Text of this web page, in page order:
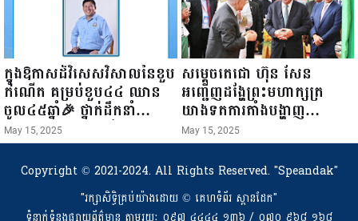
ក្នុងឱកាសដ៏វិសេសវិសាលនៃខួប
កំណើត គម្រប់ខួប៤៤ ឈាន
ចូល៤៥ឆ្នាំ🎉 ថ្នាក់ដឹកនាំ
សមាជិក សមាជិកា នៃក្រុម
គ្រួសារកម្មវិធីអាជីវកម្មចល័ត និង
កម្មករសំណង់ សូមគោរពជូនពរ
ជូនចំពោះ ឯកឧត្តម សាយ
សំអាល់ ប្រធានសហភាព
May 15, 2025
សម្តេចតេជោ ហ៊ុន សែន
អញ្ជើញដង្ហែព្រះមហាក្សត្រ
យាងទតការតាំងបង្ហាញ
ផលិតផលកសិកម្ម កសិ
ឧស្សាហកម្ម និងសិប្បកម្ម ក្នុង
ព្រះរាជពិធីច្រត់ព្រះនង្គ័ល...
May 15, 2025
Copyright © 2021-2024. All Rights Reserved. "Speandak"
"រក្សាសិទ្ធិគ្រប់យ៉ាងដោយ​ © គេហទំព័រ ស្ពានដែក"